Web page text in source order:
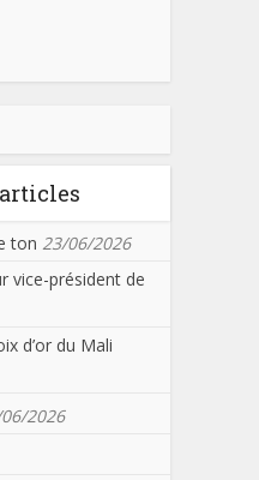
ton 23/06/2026
vice-président de
d’or du Mali
2026